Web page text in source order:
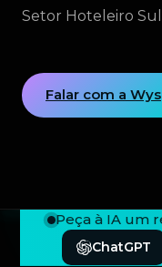
Setor Hoteleiro Sul
Falar com a Wys
Peça à IA um
ChatGPT